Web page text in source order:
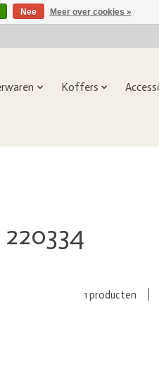
Koffers
1 producten
Nee Meer over cookies »